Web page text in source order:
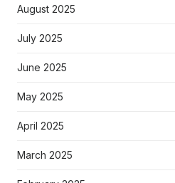
August 2025
July 2025
June 2025
May 2025
April 2025
March 2025